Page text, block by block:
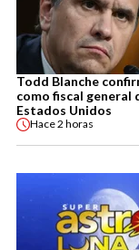
Todd Blanche
como fiscal general
Estados Unidos
Hace2 horas